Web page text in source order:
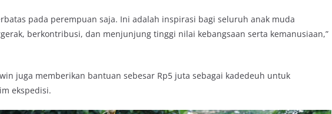
pada perempuan saja. Ini adalah inspirasi bagi seluruh anak muda
berkontribusi, dan menjunjung tinggi nilai kebangsaan serta kemanusiaan,”
juga memberikan bantuan sebesar Rp5 juta sebagai kadedeuh untuk
ekspedisi.